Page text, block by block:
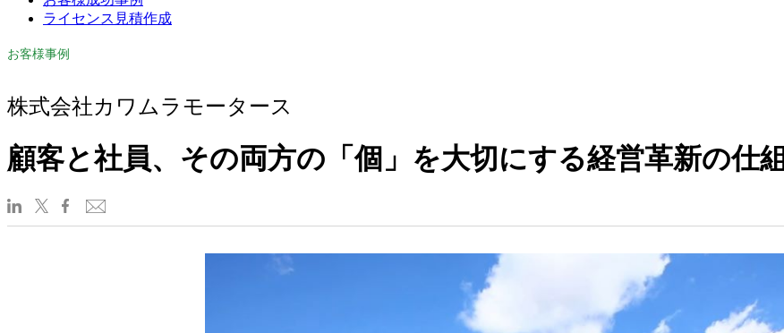
ライセンス見積作成
お客様事例
株式会社カワムラモータース
顧客と社員、その両方の「個」を大切にする経営革新の仕